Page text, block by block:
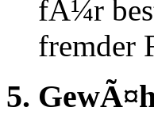
fÃ¼r
fremder
5.